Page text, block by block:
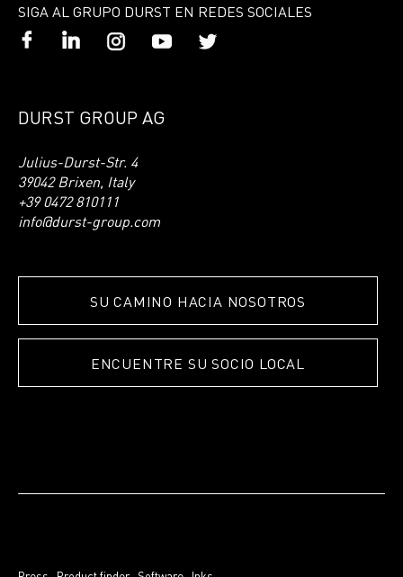
SIGA AL GRUPO DURST EN REDES SOCIALES
DURST GROUP AG
Julius-Durst-Str. 4
39042 Brixen, Italy
+39 0472 810111
info@durst-group.com
SU CAMINO HACIA NOSOTROS
ENCUENTRE SU SOCIO LOCAL